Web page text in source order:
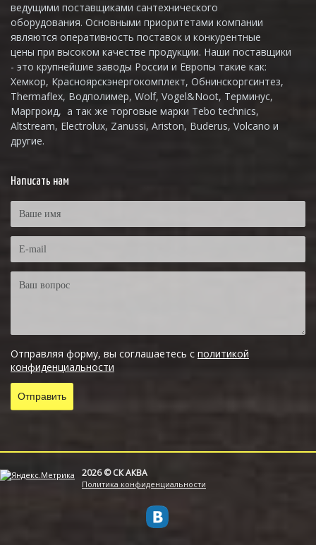
ведущими поставщиками сантехнического
оборудования. Основными приоритетами компании
являются оперативность поставок и конкурентные
цены при высоком качестве продукции. Наши поставщики
- это крупнейшие заводы России и Европы такие как:
Хемкор, Красноярскэнергокомплект, Обнинскоргсинтез,
Thermaflex, Водполимер, Wolf, Vogel&Noot, Терминус,
Маргроид, а так же торговые марки Tebo technics,
Altstream, Electrolux, Zanussi, Ariston, Buderus, Volcano и
другие.
Написать нам
Отправляя форму, вы соглашаетесь с политикой
конфиденциальности
2026 © СК АКВА
Политика конфиденциальности